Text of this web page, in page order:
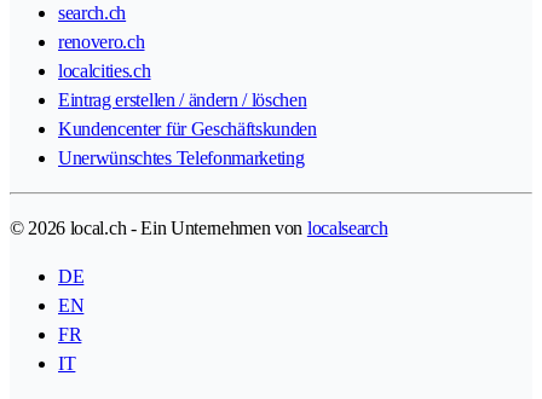
search.ch
renovero.ch
localcities.ch
Eintrag erstellen / ändern / löschen
Kundencenter für Geschäftskunden
Unerwünschtes Telefonmarketing
© 2026 local.ch - Ein Unternehmen von localsearch
DE
EN
FR
IT